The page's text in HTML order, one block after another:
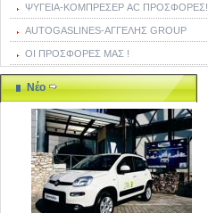
ΨΥΓΕΙΑ-ΚΟΜΠΡΕΣΕΡ AC ΠΡΟΣΦΟΡΕΣ!
AUTOGASLINES-ΑΓΓΕΛΗΣ GROUP
ΟΙ ΠΡΟΣΦΟΡΕΣ ΜΑΣ !
Νέο